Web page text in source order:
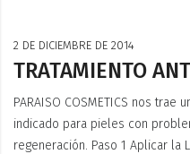
2 DE DICIEMBRE DE 2014
TRATAMIENTO
PARAISO COSMETICS nos trae
indicado para pieles con
regeneración. Paso 1 Aplicar la